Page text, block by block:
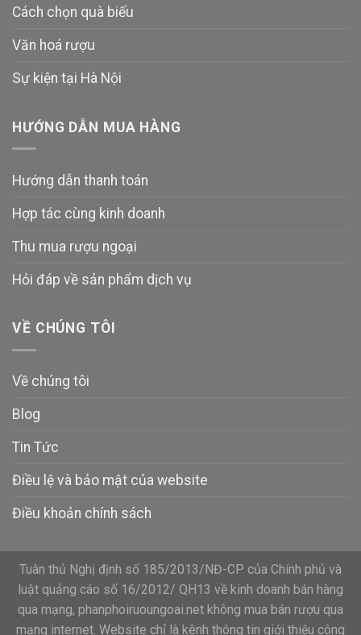
Cách chọn quà biếu
Văn hoá rượu
Sự kiện tại Hà Nội
HƯỚNG DẪN MUA HÀNG
Hướng dẫn thanh toán
Hợp tác cùng kinh doanh
Thu mua rượu ngoại
Hỏi đáp về sản phẩm dịch vụ
VỀ CHÚNG TÔI
Về chúng tôi
Blog
Tin Tức
Điều lệ và bảo mật của website
Điều khoản chính sách
Tuân thủ Nghị định số 185/2013/NĐ-CP của Chính phủ và
luật quảng cáo số 16/2012/ QH13 về kinh doanh bán hàng
qua mạng, phanphoiruoungoai.net không mua bán rượu qua
mạng internet. Website chỉ là kênh thông tin giới thiệu công